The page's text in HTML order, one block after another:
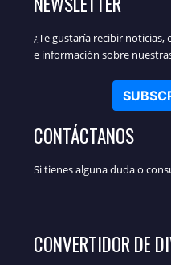
¿Te gustaría recibir noticias,
e información sobre
CONTÁCTANOS
Si tienes alguna duda o
CONVERTIDOR DE